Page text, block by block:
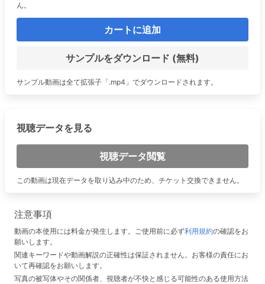
ん。
カートに追加
サンプルをダウンロード (無料)
サンプル動画は全て拡張子「.mp4」でダウンロードされます。
視聴データを見る
視聴データ閲覧
この動画は現在データを取り込み中のため、チケット交換できません。
注意事項
動画の本使用には料金が発生します。ご使用前に必ず利用規約の確認をお
願いします。
関連キーワードや動画解説の正確性は保証されません。お客様の責任にお
いて再確認をお願いします。
写真の被写体やその関係者、視聴者が不快と感じる可能性のある使用方法